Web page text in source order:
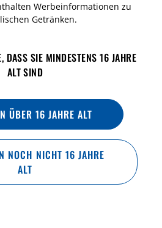
Werbeinformationen zu
Getränken.
DASS SIE MINDESTENS 16 JAHRE
ALT SIND
ÜBER 16 JAHRE ALT
NOCH NICHT 16 JAHRE
ALT
7-8 °C